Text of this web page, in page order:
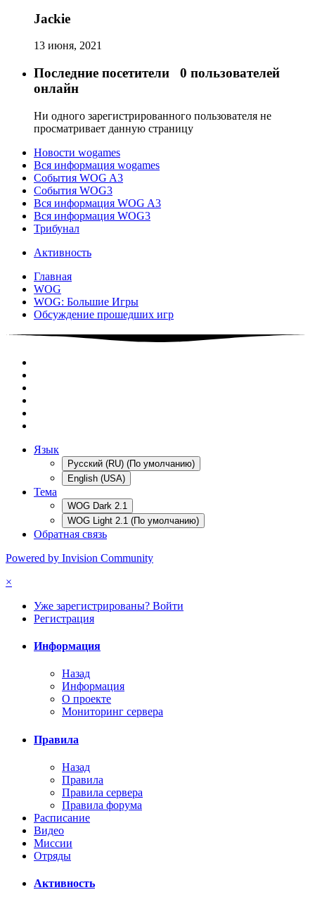
Jackie
13 июня, 2021
Последние посетители 0 пользователей
онлайн
Ни одного зарегистрированного пользователя не
просматривает данную страницу
Новости wogames
Вся информация wogames
События WOG A3
События WOG3
Вся информация WOG A3
Вся информация WOG3
Трибунал
Активность
Главная
WOG
WOG: Большие Игры
Обсуждение прошедших игр
Язык
Русский (RU) (По умолчанию)
English (USA)
Тема
WOG Dark 2.1
WOG Light 2.1 (По умолчанию)
Обратная связь
Powered by Invision Community
×
Уже зарегистрированы? Войти
Регистрация
Информация
Назад
Информация
О проекте
Мониторинг сервера
Правила
Назад
Правила
Правила сервера
Правила форума
Расписание
Видео
Миссии
Отряды
Активность